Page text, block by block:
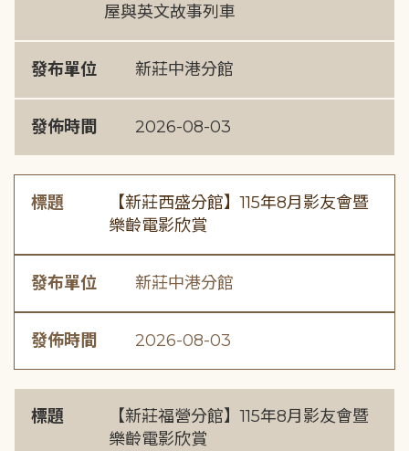
屋與英文故事列車
發布單位 新莊中港分館
發佈時間 2026-08-03
標題
【新莊西盛分館】115年8月影友會暨
樂齡電影欣賞
發布單位 新莊中港分館
發佈時間 2026-08-03
標題
【新莊福營分館】115年8月影友會暨
樂齡電影欣賞